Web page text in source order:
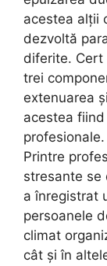
acestea alții
dezvoltă
diferite. Cert
trei
extenuarea
acestea
profesionale.
Printre
stresante se
a înregistrat
persoanele
climat
cât și în